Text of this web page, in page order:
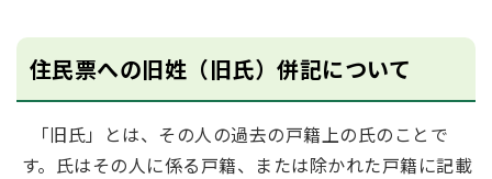
住民票への旧姓（旧氏）併記について
「旧氏」とは、その人の過去の戸籍上の氏のことで
す。氏はその人に係る戸籍、または除かれた戸籍に記載